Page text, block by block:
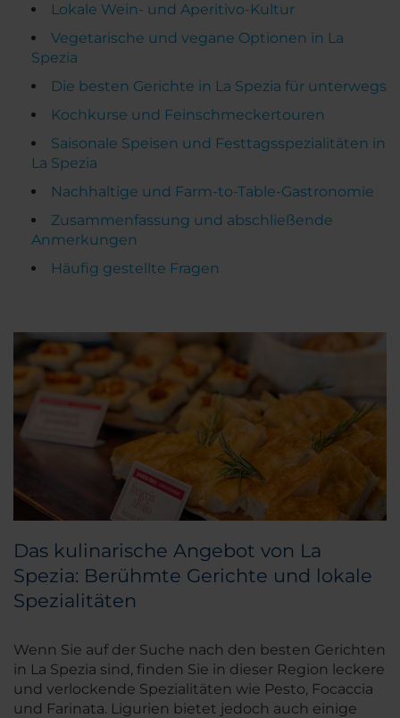
Lokale Wein- und Aperitivo-Kultur
Vegetarische und vegane Optionen in La
Spezia
Die besten Gerichte in La Spezia für unterwegs
Kochkurse und Feinschmeckertouren
Saisonale Speisen und Festtagsspezialitäten in
La Spezia
Nachhaltige und Farm-to-Table-Gastronomie
Zusammenfassung und abschließende
Anmerkungen
Häufig gestellte Fragen
Das kulinarische Angebot von La
Spezia: Berühmte Gerichte und lokale
Spezialitäten
Wenn Sie auf der Suche nach den besten Gerichten
in La Spezia sind, finden Sie in dieser Region leckere
und verlockende Spezialitäten wie Pesto, Focaccia
und Farinata. Ligurien bietet jedoch auch einige